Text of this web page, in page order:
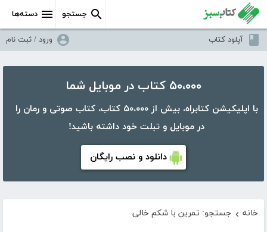
دسته‌ها جستجو
آپلود کتاب ورود / ثبت نام
۵۰،۰۰۰ کتاب در موبایل شما
با اپلیکیشن کتابراه، بیش از ۵۰،۰۰۰ کتاب، کتاب صوتی و رمان را
در موبایل و تبلت خود داشته باشید!
دانلود و نصب رایگان
خانه › جستجو: تمرین با شکم خالی